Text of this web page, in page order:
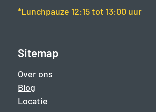
*Lunchpauze 12:15 tot 13:00 uur
Sitemap
Over ons
Blog
Locatie